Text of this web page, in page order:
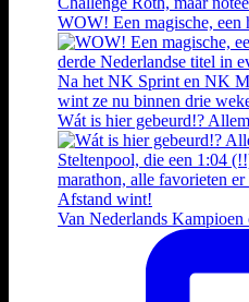
WOW! Een magische, een
Wát is hier gebeurd!?
Van Nederlands Kampioen